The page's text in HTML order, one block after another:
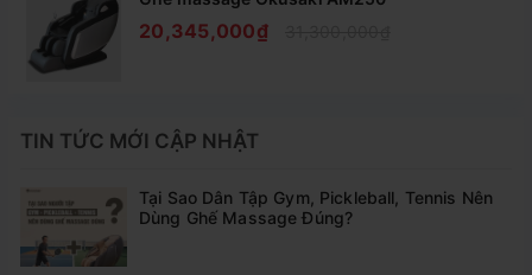
cùng ấn tượng, đẹp. Ghế được thiết kế với cổng cắm
điện thoại, USB và phần ô để điện thoại hay ipad khi
5 chương trình massage tự động chuyên sâu
Ghế mát xa toàn thân AM-169 được tích hợp 5 lựa
20,345,000₫
TIN TỨC MỚI CẬP NHẬT
Tại Sao Dân Tập Gym, Pickleball, Tennis Nên
Dùng Ghế Massage Đúng?